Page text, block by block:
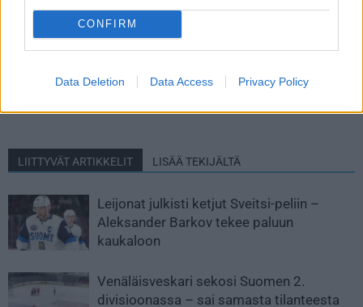
CONFIRM
Data Deletion Data Access Privacy Policy
Suomen lopullinen MM-
pelaajat lähtevät puolustamaan
SUPERKISA! Veikkaa Leijonien
LIITTYVÄT ARTIKKELIT LISÄÄ TEKIJÄLTÄ
Leijonat julkisti ketjut Sveitsi-peliin –
Aleksander Barkov tekee paluun
kaukaloon
Venäläisveskari sekosi Suomen 2.
divisioonassa – sai samasta tilanteesta